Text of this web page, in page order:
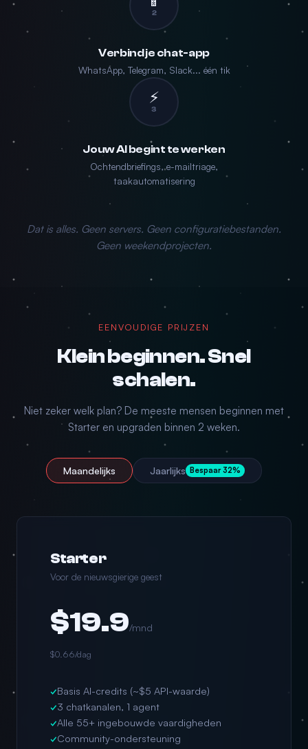
2
Verbind je chat-app
WhatsApp, Telegram, Slack... één tik
⚡
3
Jouw AI begint te werken
Ochtendbriefings, e-mailtriage,
taakautomatisering
Dat is alles. Geen servers. Geen configuratiebestanden.
Geen weekendprojecten.
EENVOUDIGE PRIJZEN
Klein beginnen. Snel
schalen.
Niet zeker welk plan? De meeste mensen beginnen met
Starter en upgraden binnen 2 weken.
Maandelijks Jaarlijks Bespaar 32%
Starter
Voor de nieuwsgierige geest
$19.9/mnd
$0.66/dag
✓Basis AI-credits (~$5 API-waarde)
✓3 chatkanalen, 1 agent
✓Alle 55+ ingebouwde vaardigheden
✓Community-ondersteuning